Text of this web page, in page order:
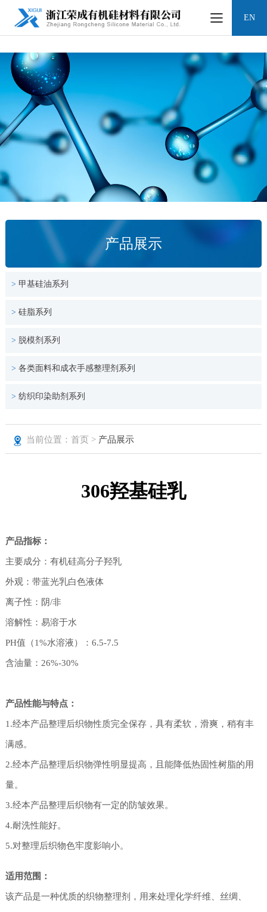
凯时网站 EN
产品展示
> 甲基硅油系列
> 硅脂系列
> 脱模剂系列
> 各类面料和成衣手感整理剂系列
> 纺织印染助剂系列
当前位置：首页 > 产品展示
306羟基硅乳
产品指标：
主要成分：有机硅高分子羟乳
外观：带蓝光乳白色液体
离子性：阴/非
溶解性：易溶于水
PH值（1%水溶液）：6.5-7.5
含油量：26%-30%
产品性能与特点：
1.经本产品整理后织物性质完全保存，具有柔软，滑爽，稍有丰
满感。
2.经本产品整理后织物弹性明显提高，且能降低热固性树脂的用
量。
3.经本产品整理后织物有一定的防皱效果。
4.耐洗性能好。
5.对整理后织物色牢度影响小。
适用范围：
该产品是一种优质的织物整理剂，用来处理化学纤维、丝绸、